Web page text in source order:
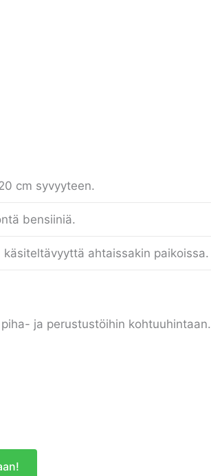
cm syvyyteen.
bensiiniä.
ahtaissakin paikoissa.
ja perustustöihin kohtuuhintaan.